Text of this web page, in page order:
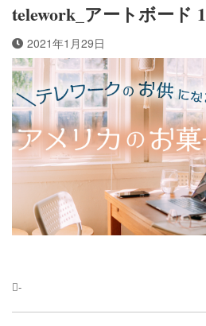
telework_アートボード 1
2021年1月29日
-